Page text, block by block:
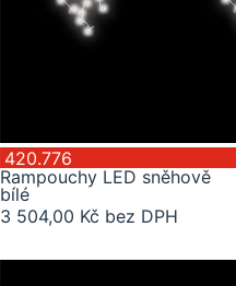
420.776
Rampouchy LED sněhově
bílé
3 504,00 Kč bez DPH